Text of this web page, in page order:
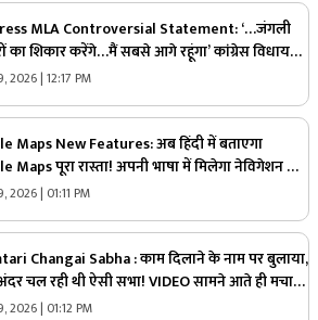
MLA Controversial Statement: ‘…जंगली
का शिकार करेंगे…मैं सबसे आगे रहूंगा’ कांग्रेस विधायक
बयान, वायरल हो रहा वीडियो
2026 | 12:17 PM
Maps New Features: अब हिंदी में बताएगा
Maps पूरा रास्ता! अपनी भाषा में मिलेगा नेविगेशन का
अनुभव, जानें कैसे करेगा काम
2026 | 01:11 PM
Changai Sabha : काम दिलाने के नाम पर बुलाया,
चल रही थी ऐसी सभा! VIDEO सामने आते ही मचा
2026 | 01:12 PM